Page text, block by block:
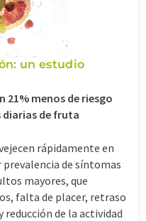
un estudio
21% menos de riesgo
diarias de fruta
rápidamente en
de síntomas
mayores, que
falta de placer, retraso
de la actividad